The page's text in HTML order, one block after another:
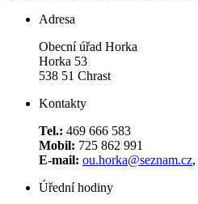
Adresa
Obecní úřad Horka
Horka 53
538 51 Chrast
Kontakty
Tel.: 469 666 583
Mobil: 725 862 991
E-mail: ou.horka@seznam.cz,
Úřední hodiny